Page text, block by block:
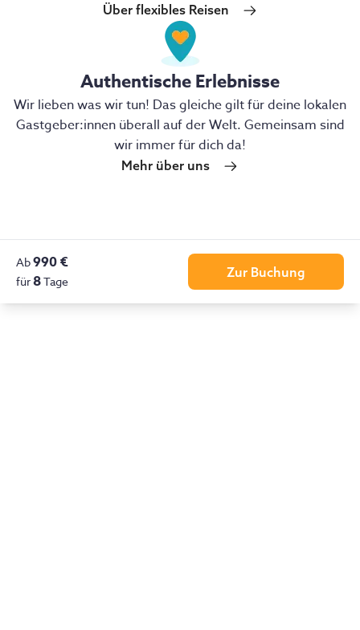
Über flexibles Reisen
Authentische Erlebnisse
Wir lieben was wir tun! Das gleiche gilt für deine lokalen
Gastgeber:innen überall auf der Welt. Gemeinsam sind
wir immer für dich da!
Mehr über uns
Ab990 €
für8Tage
Zur Buchung